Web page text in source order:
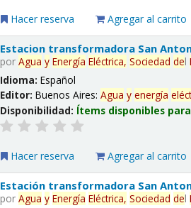
Hacer reserva Agregar al carrito
Estacion transformadora San
porAgua y Energía Eléctrica, Sociedad del
Idioma:Español
Editor:Buenos Aires:Agua y energía
Disponibilidad: Ítems disponibles
Hacer reserva Agregar al carrito
Estación transformadora San
porAgua y Energía Eléctrica, Sociedad del